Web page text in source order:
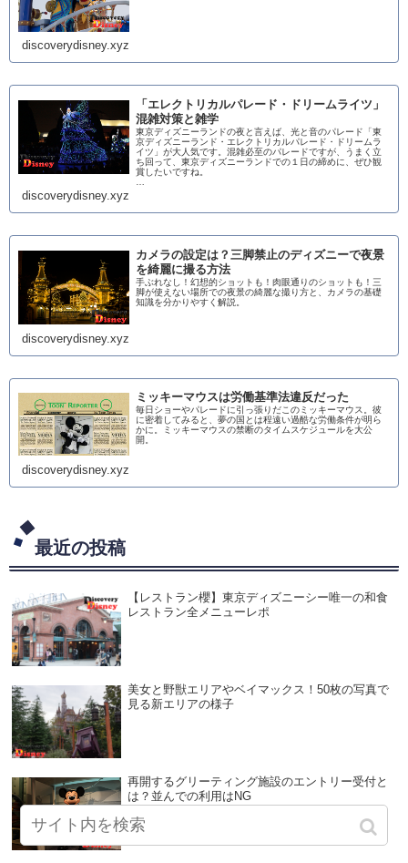
discoverydisney.xyz
「エレクトリカルパレード・ドリームライツ」
混雑対策と雑学
東京ディズニーランドの夜と言えば、光と音のパレード「東
京ディズニーランド・エレクトリカルパレード・ドリームラ
イツ」が大人気です。混雑必至のパレードですが、うまく立
ち回って、東京ディズニーランドでの１日の締めに、ぜひ観
賞したいですね。
discoverydisney.xyz
カメラの設定は？三脚禁止のディズニーで夜景
を綺麗に撮る方法
手ぶれなし！幻想的ショットも！肉眼通りのショットも！三
脚が使えない場所での夜景の綺麗な撮り方と、カメラの基礎
知識を分かりやすく解説。
discoverydisney.xyz
ミッキーマウスは労働基準法違反だった
毎日ショーやパレードに引っ張りだこのミッキーマウス。彼
に密着してみると、夢の国とは程遠い過酷な労働条件が明ら
かに。ミッキーマウスの禁断のタイムスケジュールを大公
開。
discoverydisney.xyz
最近の投稿
【レストラン櫻】東京ディズニーシー唯一の和食
レストラン全メニューレポ
美女と野獣エリアやベイマックス！50枚の写真で
見る新エリアの様子
再開するグリーティング施設のエントリー受付と
は？並んでの利用はNG